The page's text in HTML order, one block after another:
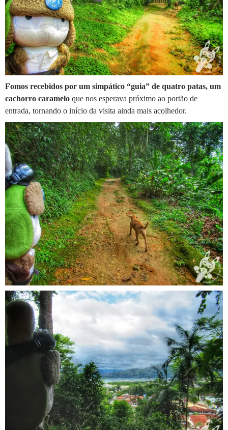
Fomos recebidos por um simpático “guia” de quatro patas, um
cachorro caramelo que nos esperava próximo ao portão de
entrada, tornando o início da visita ainda mais acolhedor.